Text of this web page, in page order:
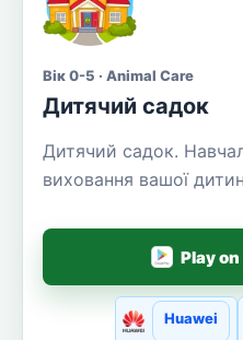
Вік 0-5 · Animal Care
Дитячий садок
Дитячий садок.
виховання вашої
Play
Huawei